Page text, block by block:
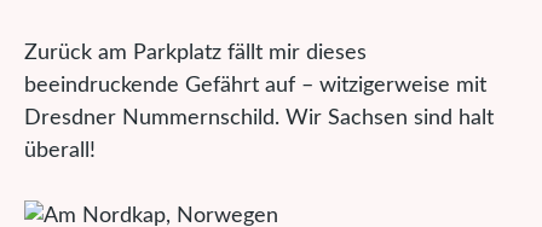
Zurück am Parkplatz fällt mir dieses
beeindruckende Gefährt auf – witzigerweise mit
Dresdner Nummernschild. Wir Sachsen sind halt
überall!